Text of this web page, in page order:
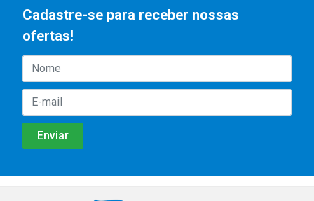
Cadastre-se para receber nossas
ofertas!